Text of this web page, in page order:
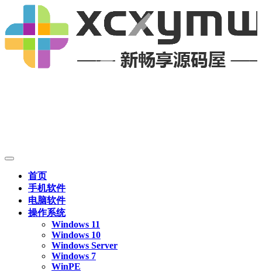
首页
手机软件
电脑软件
操作系统
Windows 11
Windows 10
Windows Server
Windows 7
WinPE